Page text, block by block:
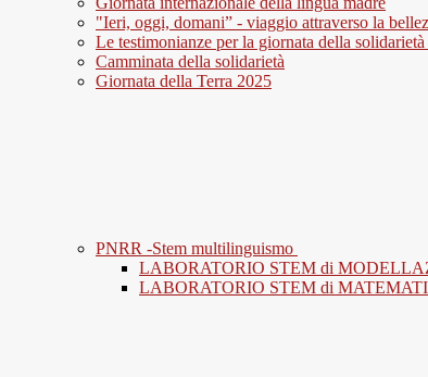
"Ieri, oggi, domani” - viaggio attraverso la
Le testimonianze per la giornata della
Camminata della solidarietà
Giornata della Terra 2025
PNRR -Stem multilinguismo
LABORATORIO STEM di
LABORATORIO STEM di